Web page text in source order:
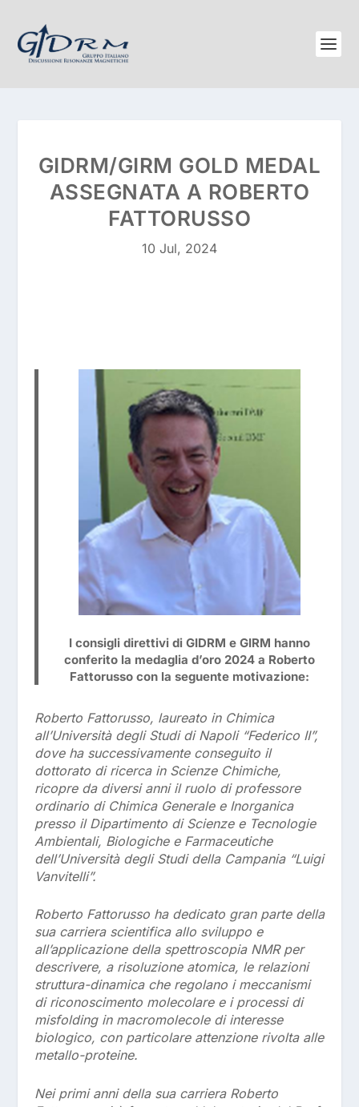
GIDRM/GIRM GOLD MEDAL
ASSEGNATA A ROBERTO
FATTORUSSO
10 Jul, 2024
I consigli direttivi di GIDRM e GIRM hanno
conferito la medaglia d’oro 2024 a Roberto
Fattorusso con la seguente motivazione:
Roberto Fattorusso, laureato in Chimica
all’Università degli Studi di Napoli “Federico II”,
dove ha successivamente conseguito il
dottorato di ricerca in Scienze Chimiche,
ricopre da diversi anni il ruolo di professore
ordinario di Chimica Generale e Inorganica
presso il Dipartimento di Scienze e Tecnologie
Ambientali, Biologiche e Farmaceutiche
dell’Università degli Studi della Campania “Luigi
Vanvitelli”.
Roberto Fattorusso ha dedicato gran parte della
sua carriera scientifica allo sviluppo e
all’applicazione della spettroscopia NMR per
descrivere, a risoluzione atomica, le relazioni
struttura-dinamica che regolano i meccanismi
di riconoscimento molecolare e i processi di
misfolding in macromolecole di interesse
biologico, con particolare attenzione rivolta alle
metallo-proteine.
Nei primi anni della sua carriera Roberto